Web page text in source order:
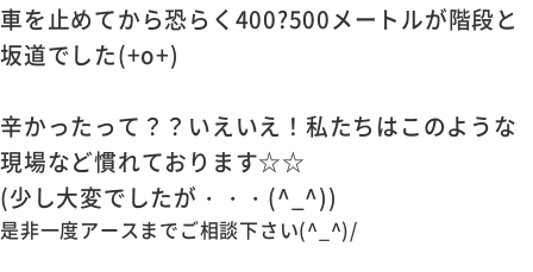
車を止めてから恐らく400?500メートルが階段と
坂道でした(+o+)
辛かったって？？いえいえ！私たちはこのような
現場など慣れております☆☆
(少し大変でしたが・・・(^_^))
是非一度アースまでご相談下さい(^_^)/